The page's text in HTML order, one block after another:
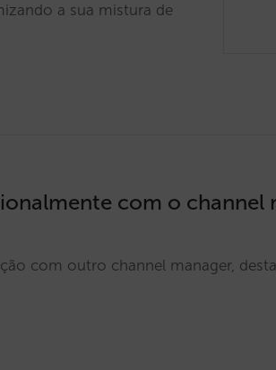
a sua mistura de
com o channel
com outro channel manager,